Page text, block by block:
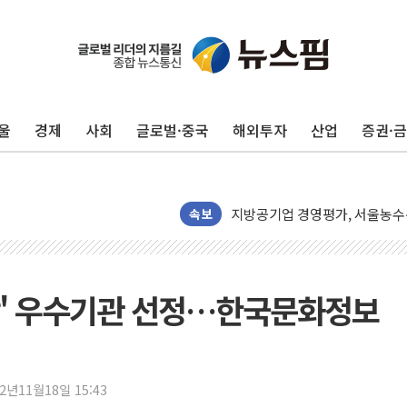
경제 사회 글로벌·중국 해외투자 산업 증권·
속보
美 민주, 트럼프 측에 200만
예천 실종신고 80대 남성 논둑
"35초마다 중국과 통신"...美
원내대책회의 참석하는 한병도
AIA그룹, 12년 연속 MDRT 회
우수기관 선정…한국문화정보
년11월18일 15:43